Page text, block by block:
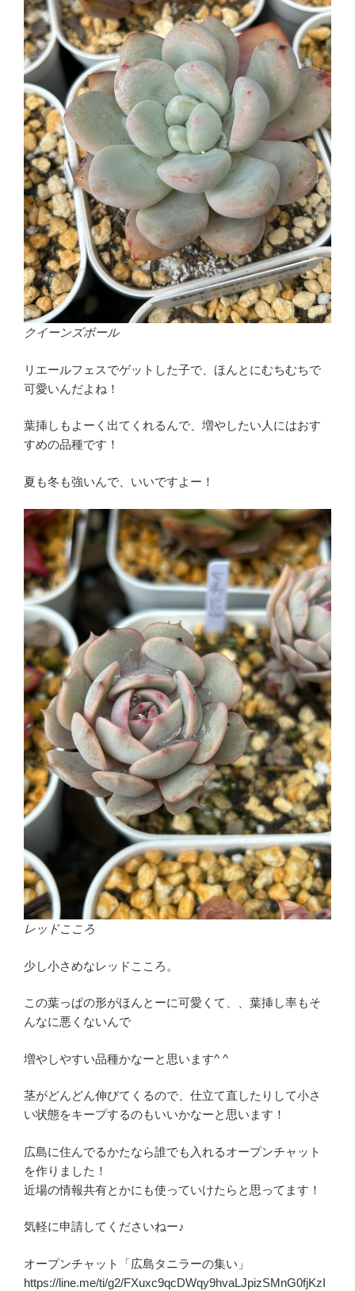
クイーンズボール
リエールフェスでゲットした子で、ほんとにむちむちで
可愛いんだよね！
葉挿しもよーく出てくれるんで、増やしたい人にはおす
すめの品種です！
夏も冬も強いんで、いいですよー！
レッドこころ
少し小さめなレッドこころ。
この葉っぱの形がほんとーに可愛くて、、葉挿し率もそ
んなに悪くないんで
増やしやすい品種かなーと思います^ ^
茎がどんどん伸びてくるので、仕立て直したりして小さ
い状態をキープするのもいいかなーと思います！
広島に住んでるかたなら誰でも入れるオープンチャット
を作りました！
近場の情報共有とかにも使っていけたらと思ってます！
気軽に申請してくださいねー♪
オープンチャット「広島タニラーの集い」
https://line.me/ti/g2/FXuxc9qcDWqy9hvaLJpizSMnG0fjKzI